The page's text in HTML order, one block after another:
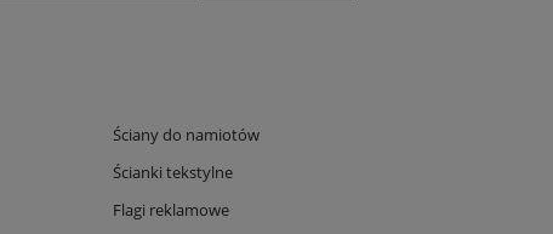
Ściany do namiotów
Ścianki tekstylne
Flagi reklamowe